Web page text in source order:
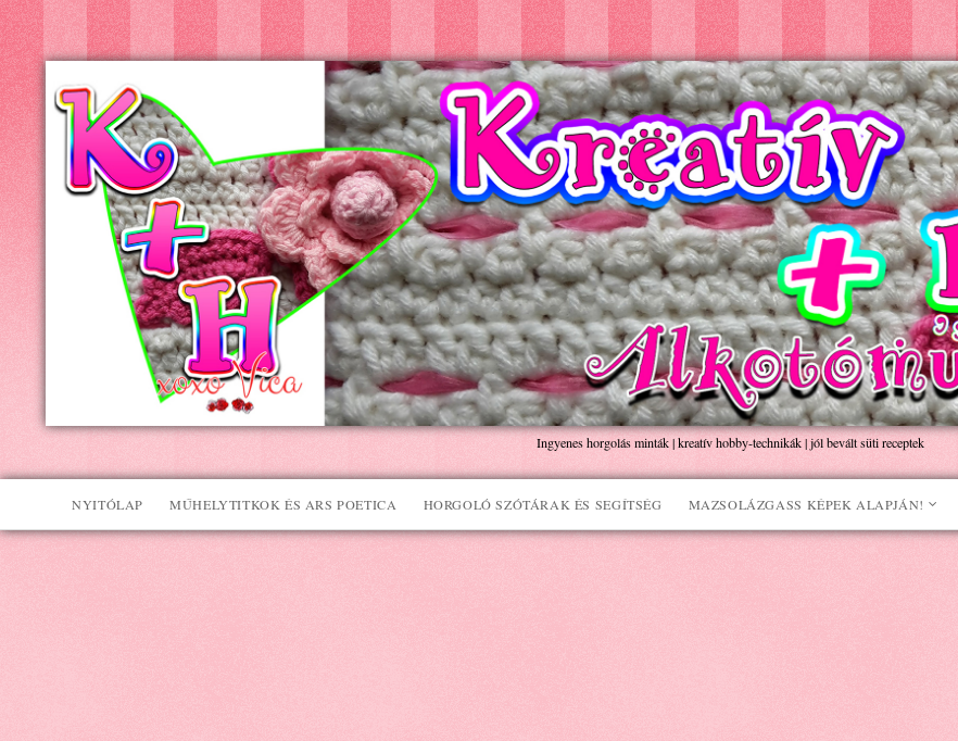
Kreatív+Hobby
Alkotóműhely
Ingyenes horgolás minták | kreatív hobby-technikák | jól bevált süti receptek
NYITÓLAP MŰHELYTITKOK ÉS ARS POETICA HORGOLÓ SZÓTÁRAK ÉS SEGÍTSÉG MAZSOLÁZGASS KÉPEK ALAPJÁN!